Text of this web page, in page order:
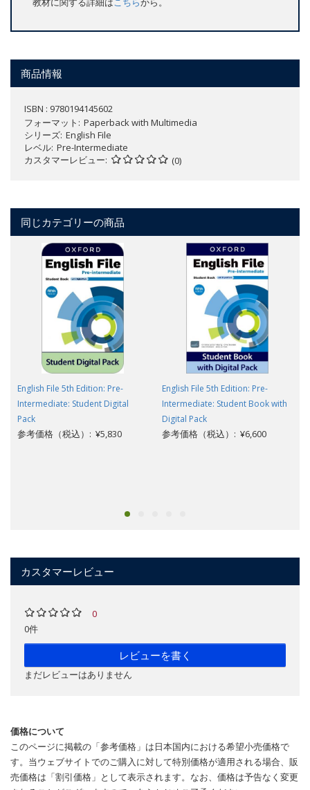
商品情報
ISBN : 9780194145602
フォーマット
Paperback with Multimedia
シリーズ English File
レベル Pre-Intermediate
カスタマーレビュー
(0)
同じカテゴリーの商品
English File 5th Edition: Pre-
Intermediate: Student Digital
Pack
参考価格（税込）: ¥5,830
English File 5th Edition: Pre-
Intermediate: Student Book with
Digital Pack
参考価格（税込）: ¥6,600
カスタマーレビュー
0
0件
レビューを書く
まだレビューはありません
価格について
このページに掲載の「参考価格」は日本国内における希望小売価格で
す。当ウェブサイトでのご購入に対して特別価格が適用される場合、販
売価格は「割引価格」として表示されます。なお、価格は予告なく変更